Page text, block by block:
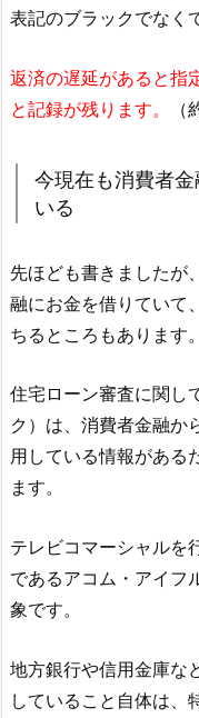
表記のブラックでなく
返済の遅延があると指
と記録が残ります。
今現在も消費者
いる
先ほども書きましたが
融にお金を借りていて
ちるところもあります。
住宅ローン審査に関し
ク）は、消費者金融か
用している情報がある
ます。
テレビコマーシャルを
であるアコム・アイフ
象です。
地方銀行や信用金庫な
していること自体は、